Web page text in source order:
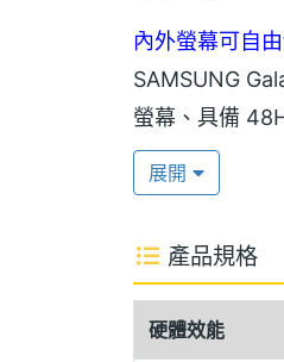
內外螢幕可自
SAMSUNG
螢幕、具備
AMOLED 2X
率，兩螢幕具
三色條紋經典識
SAMSUNG
想，承襲品牌
展開
產品規格
硬體效能